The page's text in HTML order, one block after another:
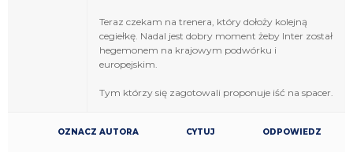
Teraz czekam na trenera, który dołoży kolejną
cegiełkę. Nadal jest dobry moment żeby Inter został
hegemonem na krajowym podwórku i
europejskim.
Tym którzy się zagotowali proponuje iść na spacer.
OZNACZ AUTORA CYTUJ ODPOWIEDZ